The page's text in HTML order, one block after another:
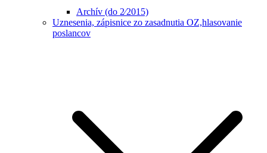
Archív (do 2⁄2015)
Uznesenia, zápisnice zo zasadnutia OZ,hlasovanie
poslancov